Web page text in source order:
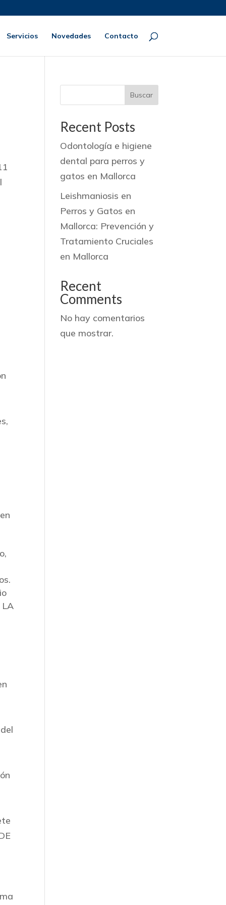
Servicios Novedades Contacto
LA
Buscar
Recent Posts
Odontología e higiene
dental para perros y
gatos en Mallorca
Leishmaniosis en
Perros y Gatos en
Mallorca: Prevención y
Tratamiento Cruciales
en Mallorca
Recent
Comments
No hay comentarios
que mostrar.